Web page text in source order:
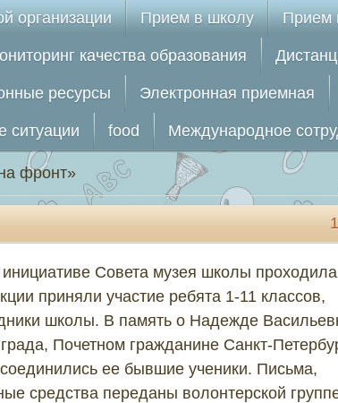
организации Прием в школу Прием
качества образования
ресурсы Электронная приемная
ситуации food Международное
фронт»
Совета музея школы проходила
приняли участие ребята 1-11 классов,
школы. В память о Надежде
Почетном гражданине Санкт-
ее бывшие ученики. Письма,
средства переданы волонтерской